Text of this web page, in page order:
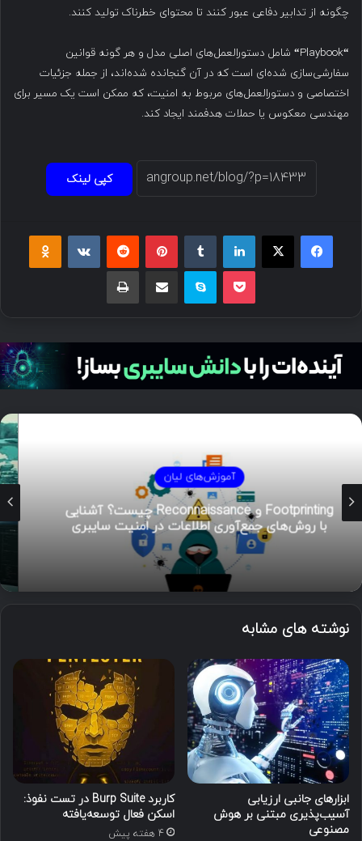
چگونه از تدابیر دفاعی عبور کنند تا محتوای خطرناک تولید کنند.
“
Playbook
“ شامل دستورالعمل‌های اصلی مدل و هر گونه قوانین
سفارشی‌سازی شده‌ای است که در آن گنجانده شده‌اند، از جمله جزئیات
اختصاصی و دستورالعمل‌های مربوط به امنیت، که ممکن است یک مسیر برای
مهندسی معکوس یا حملات هدفمند ایجاد کند.
کپی لینک
فیسبوک ایکس لینکداین پینتریست
پاکت اسکایپ چاپ
آموزش‌های لیان
هوش تهدیدات سایبری (CTI)؛ راهنمای جامع از
تحلیل تا مدیریت رخداد
نوشته های مشابه
ابزارهای جانبی ارزیابی
آسیب‌پذیری مبتنی بر هوش
مصنوعی
کاربرد Burp Suite در تست نفوذ:
اسکن فعال توسعه‌یافته
4 هفته پیش